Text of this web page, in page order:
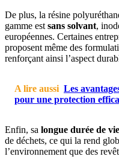
De plus, la résine
gamme est sans solvant,
européennes. Certaines
proposent même des
renforçant ainsi l’aspect
A lire aussi Les
pour une protection
Enfin, sa longue durée de vie
de déchets, ce qui la rend
l’environnement que des